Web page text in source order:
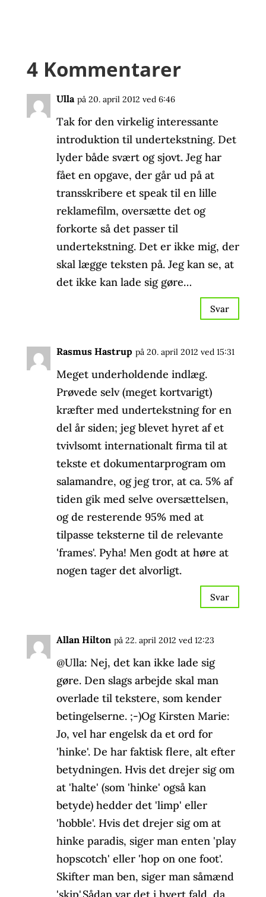
4 Kommentarer
Ulla på 20. april 2012 ved 6:46
Tak for den virkelig interessante
introduktion til undertekstning. Det
lyder både svært og sjovt. Jeg har
fået en opgave, der går ud på at
transskribere et speak til en lille
reklamefilm, oversætte det og
forkorte så det passer til
undertekstning. Det er ikke mig, der
skal lægge teksten på. Jeg kan se, at
det ikke kan lade sig gøre…
Svar
Rasmus Hastrup på 20. april 2012 ved 15:31
Meget underholdende indlæg.
Prøvede selv (meget kortvarigt)
kræfter med undertekstning for en
del år siden; jeg blevet hyret af et
tvivlsomt internationalt firma til at
tekste et dokumentarprogram om
salamandre, og jeg tror, at ca. 5% af
tiden gik med selve oversættelsen,
og de resterende 95% med at
tilpasse teksterne til de relevante
'frames'. Pyha! Men godt at høre at
nogen tager det alvorligt.
Svar
Allan Hilton på 22. april 2012 ved 12:23
@Ulla: Nej, det kan ikke lade sig
gøre. Den slags arbejde skal man
overlade til tekstere, som kender
betingelserne. ;-)Og Kirsten Marie:
Jo, vel har engelsk da et ord for
'hinke'. De har faktisk flere, alt efter
betydningen. Hvis det drejer sig om
at 'halte' (som 'hinke' også kan
betyde) hedder det 'limp' eller
'hobble'. Hvis det drejer sig om at
hinke paradis, siger man enten 'play
hopscotch' eller 'hop on one foot'.
Skifter man ben, siger man såmænd